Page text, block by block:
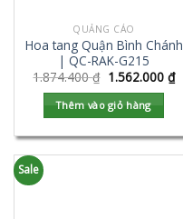
QUẢNG CÁO
Hoa tang Quận Bình Chánh
| QC-RAK-G215
1.874.400₫ 1.562.000 ₫
Thêm vào giỏ hàng
Sale